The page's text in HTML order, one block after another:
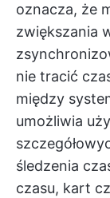
oznacza, że
zwiększania
nie tracić
między
umożliwia
śledzenia
czasu, kart